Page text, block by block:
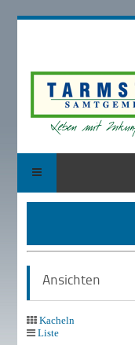
Ansichten
Kacheln
Liste